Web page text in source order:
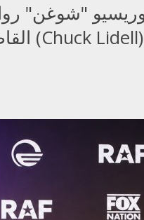
القاضية شك ليدل (Chuck Lidell)